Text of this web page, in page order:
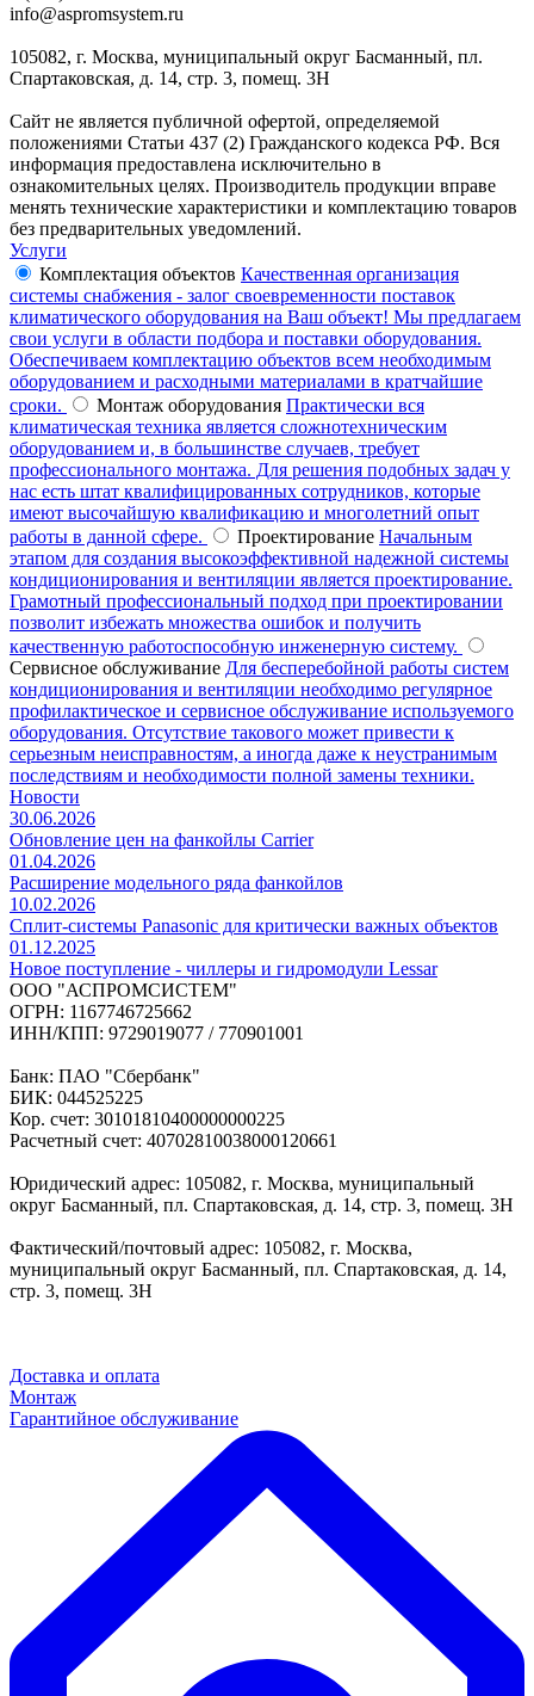
info@aspromsystem.ru
105082, г. Москва, муниципальный округ Басманный, пл.
Спартаковская, д. 14, стр. 3, помещ. 3Н
Сайт не является публичной офертой, определяемой
положениями Статьи 437 (2) Гражданского кодекса РФ. Вся
информация предоставлена исключительно в
ознакомительных целях. Производитель продукции вправе
менять технические характеристики и комплектацию товаров
без предварительных уведомлений.
Услуги
Комплектация объектов Качественная организация
системы снабжения - залог своевременности поставок
климатического оборудования на Ваш объект! Мы предлагаем
свои услуги в области подбора и поставки оборудования.
Обеспечиваем комплектацию объектов всем необходимым
оборудованием и расходными материалами в кратчайшие
сроки.
Монтаж оборудования Практически вся
климатическая техника является сложнотехническим
оборудованием и, в большинстве случаев, требует
профессионального монтажа. Для решения подобных задач у
нас есть штат квалифицированных сотрудников, которые
имеют высочайшую квалификацию и многолетний опыт
работы в данной сфере.
Проектирование Начальным
этапом для создания высокоэффективной надежной системы
кондиционирования и вентиляции является проектирование.
Грамотный профессиональный подход при проектировании
позволит избежать множества ошибок и получить
качественную работоспособную инженерную систему.
Сервисное обслуживание Для бесперебойной работы систем
кондиционирования и вентиляции необходимо регулярное
профилактическое и сервисное обслуживание используемого
оборудования. Отсутствие такового может привести к
серьезным неисправностям, а иногда даже к неустранимым
последствиям и необходимости полной замены техники.
Новости
30.06.2026
Обновление цен на фанкойлы Carrier
01.04.2026
Расширение модельного ряда фанкойлов
10.02.2026
Сплит-системы Panasonic для критически важных объектов
01.12.2025
Новое поступление - чиллеры и гидромодули Lessar
ООО "АСПРОМСИСТЕМ"
ОГРН: 1167746725662
ИНН/КПП: 9729019077 / 770901001
Банк: ПАО "Сбербанк"
БИК: 044525225
Кор. счет: 30101810400000000225
Расчетный счет: 40702810038000120661
Юридический адрес: 105082, г. Москва, муниципальный
округ Басманный, пл. Спартаковская, д. 14, стр. 3, помещ. 3Н
Фактический/почтовый адрес: 105082, г. Москва,
муниципальный округ Басманный, пл. Спартаковская, д. 14,
стр. 3, помещ. 3Н
Доставка и оплата
Монтаж
Гарантийное обслуживание